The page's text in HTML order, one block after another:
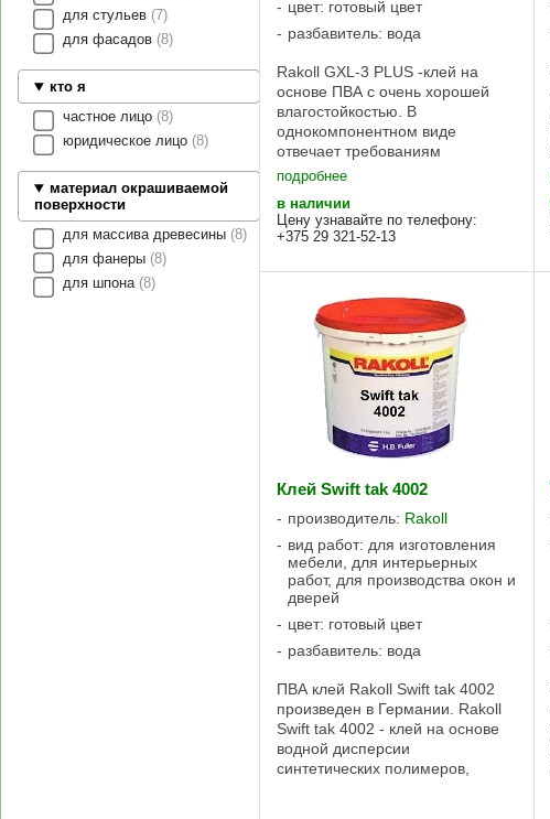
для стульев 7
для фасадов 8
кто я
частное лицо 8
юридическое лицо 8
материал окрашиваемой
поверхности
для массива древесины 8
для фанеры 8
для шпона 8
цвет: готовый цвет
разбавитель: вода
Rakoll GXL-3 PLUS -клей на
основе ПВА с очень хорошей
влагостойкостью. В
однокомпонентном виде
отвечает требованиям
влагостойкости класса D3, а в
GXL-3 PLUS требованиям
класса влагостойкости D4,
подробнее
в наличии
Цену узнавайте по телефону:
+375 29 321-52-13
Клей Swift tak 4002
производитель: Rakoll
вид работ: для изготовления
мебели, для интерьерных
работ, для производства окон и
дверей
цвет: готовый цвет
разбавитель: вода
ПВА клей Rakoll Swift tak 4002
произведен в Германии. Rakoll
Swift tak 4002 - клей на основе
водной дисперсии
синтетических полимеров,